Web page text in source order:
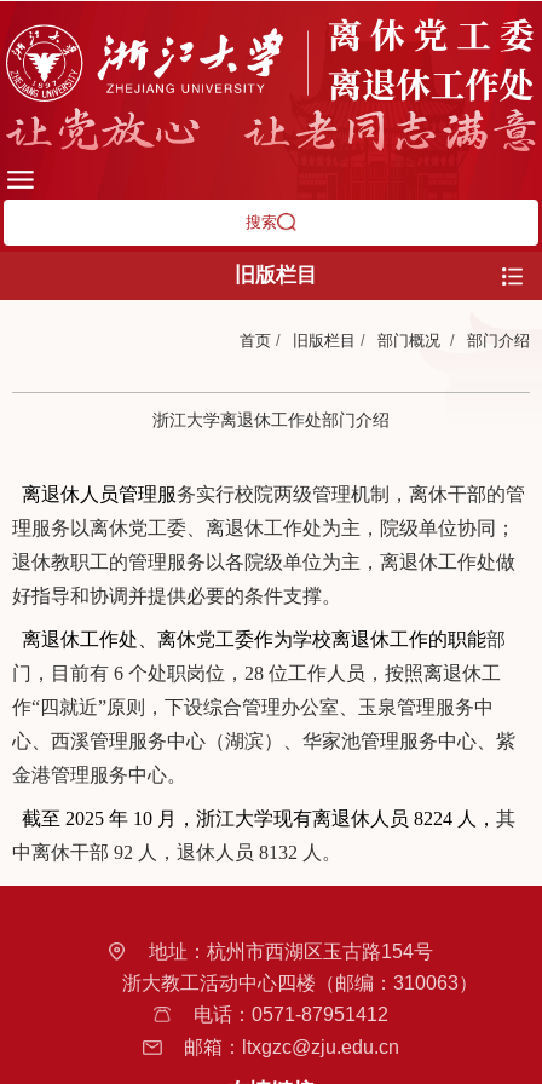
搜索
旧版栏目
首页 / 旧版栏目 / 部门概况 / 部门介绍
浙江大学离退休工作处部门介绍
离退休人员管理服务实行校院两级管理机制，离休干部的管
理服务以离休党工委、离退休工作处为主，院级单位协同；
退休教职工的管理服务以各院级单位为主，离退休工作处做
好指导和协调并提供必要的条件支撑。
离退休工作处、离休党工委作为学校离退休工作的职能部
门，目前有 6 个处职岗位， 28 位工作人员，按照离退休工
作“四就近”原则，下设综合管理办公室、玉泉管理服务中
心、西溪管理服务中心（湖滨）、华家池管理服务中心、紫
金港管理服务中心。
截至 2025 年 10 月，浙江大学现有离退休人员 8224 人， 其
中离休干部 92 人，退休人员 8132 人。
地址：杭州市西湖区玉古路154号
浙大教工活动中心四楼（邮编：310063）
电话：0571-87951412
邮箱：
ltxgzc@zju.edu.cn